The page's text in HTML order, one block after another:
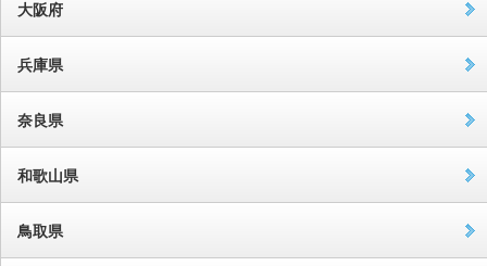
大阪府
兵庫県
奈良県
和歌山県
鳥取県